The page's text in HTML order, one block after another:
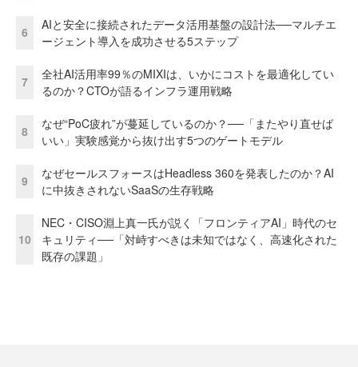
6
AIと安全に接続されたデータ活用基盤の設計法──マルチエ
ージェント導入を成功させる5ステップ
7
全社AI活用率99％のMIXIは、いかにコストを最適化してい
るのか？CTOが語るインフラ運用戦略
8
なぜ“PoC疲れ”が蔓延しているのか？──「またやり直せば
いい」実験感覚から抜け出す5つのゲートモデル
9
なぜセールスフォースはHeadless 360を発表したのか？AI
に中抜きされないSaaSの生存戦略
10
NEC・CISO淵上真一氏が説く「フロンティアAI」時代のセ
キュリティ──「対峙すべきは未知ではなく、高速化された
既存の課題」